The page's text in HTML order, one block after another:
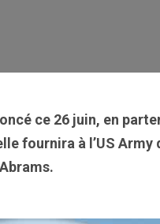
ce 26 juin, en
fournira à l’US